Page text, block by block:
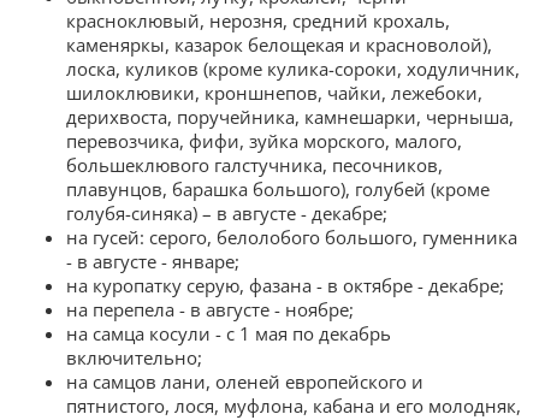
красноклювый, нерозня, средний крохаль,
каменяркы, казарок белощекая и красноволой),
лоска, куликов (кроме кулика-сороки, ходуличник,
шилоклювики, кроншнепов, чайки, лежебоки,
дерихвоста, поручейника, камнешарки, черныша,
перевозчика, фифи, зуйка морского, малого,
большеклювого галстучника, песочников,
плавунцов, барашка большого), голубей (кроме
голубя-синяка) – в августе - декабре;
на гусей: серого, белолобого большого, гуменника
- в августе - январе;
на куропатку серую, фазана - в октябре - декабре;
на перепела - в августе - ноябре;
на самца косули - с 1 мая по декабрь
включительно;
на самцов лани, оленей европейского и
пятнистого, лося, муфлона, кабана и его молодняк,